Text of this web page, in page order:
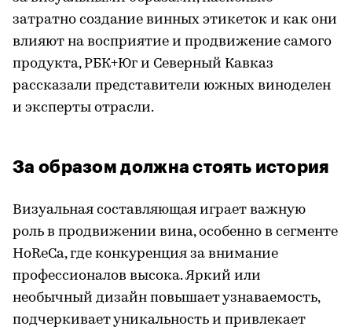
затратно создание винных этикеток и как они
влияют на восприятие и продвижение самого
продукта, РБК+Юг и Северный Кавказ
рассказали представители южных виноделен
и эксперты отрасли.
За образом должна стоять история
Визуальная составляющая играет важную
роль в продвижении вина, особенно в сегменте
HoReCa, где конкуренция за внимание
профессионалов высока. Яркий или
необычный дизайн повышает узнаваемость,
подчеркивает уникальность и привлекает